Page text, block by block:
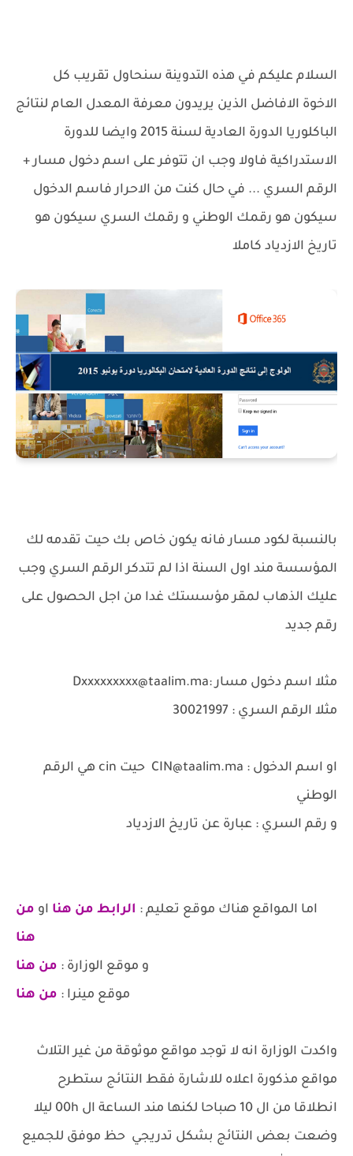
السلام عليكم في هذه التدوينة سنحاول تقريب كل
الاخوة الافاضل الذين يريدون معرفة المعدل العام لنتائج
الباكلوريا الدورة العادية لسنة 2015 وايضا للدورة
الاستدراكية فاولا وجب ان تتوفر على اسم دخول مسار +
الرقم السري ... في حال كنت من الاحرار فاسم الدخول
سيكون هو رقمك الوطني و رقمك السري سيكون هو
تاريخ الازدياد كاملا
بالنسبة لكود مسار فانه يكون خاص بك حيت تقدمه لك
المؤسسة مند اول السنة اذا لم تتدكر الرقم السري وجب
عليك الذهاب لمقر مؤسستك غدا من اجل الحصول على
رقم جديد
مثلا اسم دخول مسار :Dxxxxxxxxx@taalim.ma
مثلا الرقم السري : 30021997
او اسم الدخول : CIN@taalim.ma حيت cin هي الرقم
الوطني
و رقم السري : عبارة عن تاريخ الازدياد
اما المواقع هناك موقع تعليم : الرابط من هنا او من
هنا
و موقع الوزارة : من هنا
موقع مينرا : من هنا
واكدت الوزارة انه لا توجد مواقع موثوقة من غير التلاث
مواقع مذكورة اعلاه للاشارة فقط النتائج ستطرح
انطلاقا من ال 10 صباحا لكنها مند الساعة ال 00h ليلا
وضعت بعض النتائج بشكل تدريجي حظ موفق للجميع